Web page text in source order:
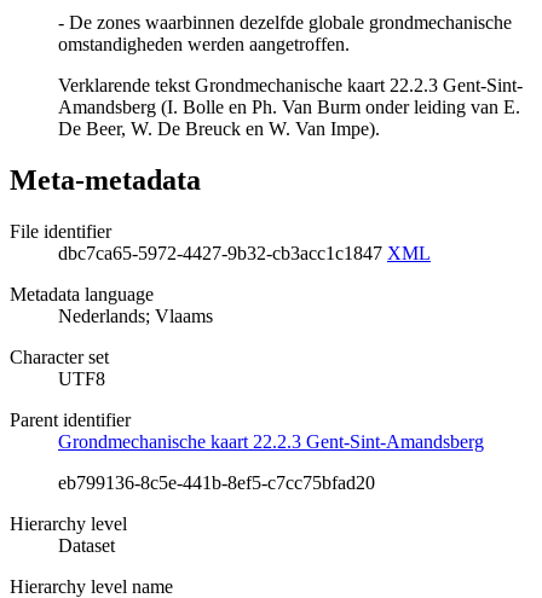
- De zones waarbinnen dezelfde globale grondmechanische
omstandigheden werden aangetroffen.
Verklarende tekst Grondmechanische kaart 22.2.3 Gent-Sint-
Amandsberg (I. Bolle en Ph. Van Burm onder leiding van E.
De Beer, W. De Breuck en W. Van Impe).
Meta-metadata
File identifier
dbc7ca65-5972-4427-9b32-cb3acc1c1847 XML
Metadata language
Nederlands; Vlaams
Character set
UTF8
Parent identifier
Grondmechanische kaart 22.2.3 Gent-Sint-Amandsberg
eb799136-8c5e-441b-8ef5-c7cc75bfad20
Hierarchy level
Dataset
Hierarchy level name